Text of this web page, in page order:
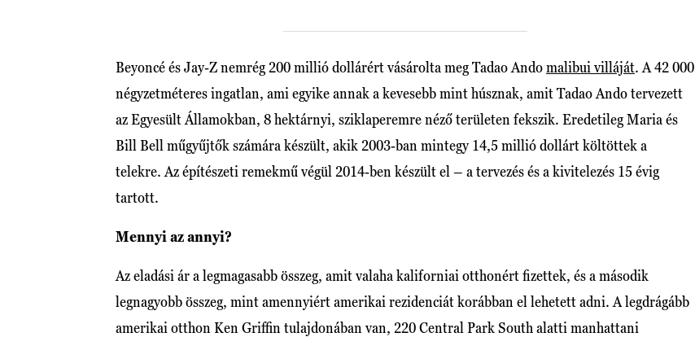
Beyoncé és Jay-Z nemrég 200 millió dollárért vásárolta meg Tadao Andomalibui villáját. A 42 000
négyzetméteres ingatlan, ami egyike annak a kevesebb mint húsznak, amit Tadao Ando tervezett
az Egyesült Államokban, 8 hektárnyi, sziklaperemre néző területen fekszik. Eredetileg Maria és
Bill Bell műgyűjtők számára készült, akik 2003-ban mintegy 14,5 millió dollárt költöttek a
telekre. Az építészeti remekmű végül 2014-ben készült el – a tervezés és a kivitelezés 15 évig
tartott.
Mennyi az annyi?
Az eladási ár a legmagasabb összeg, amit valaha kaliforniai otthonért fizettek, és a második
legnagyobb összeg, mint amennyiért amerikai rezidenciát korábban el lehetett adni. A legdrágább
amerikai otthon Ken Griffin tulajdonában van, 220 Central Park South alatti manhattani